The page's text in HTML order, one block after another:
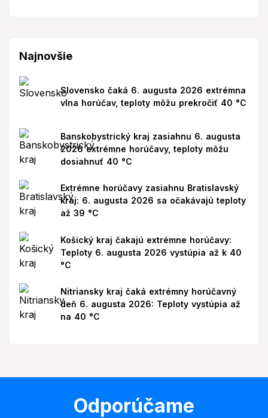
Najnovšie
Slovensko čaká 6. augusta 2026 extrémna
vlna horúčav, teploty môžu prekročiť 40 °C
Banskobystrický kraj zasiahnu 6. augusta
2026 extrémne horúčavy, teploty môžu
dosiahnuť 40 °C
Extrémne horúčavy zasiahnu Bratislavský
kraj: 6. augusta 2026 sa očakávajú teploty
až 39 °C
Košický kraj čakajú extrémne horúčavy:
Teploty 6. augusta 2026 vystúpia až k 40
°C
Nitriansky kraj čaká extrémny horúčavný
deň 6. augusta 2026: Teploty vystúpia až
na 40 °C
Odporúčame